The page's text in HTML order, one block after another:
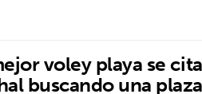
voley playa se
buscando una